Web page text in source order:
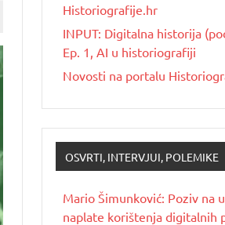
Historiografije.hr
INPUT: Digitalna historija
Ep. 1, AI u historiografiji
Novosti na portalu
OSVRTI, INTERVJUI, POLEMIKE
Mario Šimunković: Poziv na
naplate korištenja digitalnih